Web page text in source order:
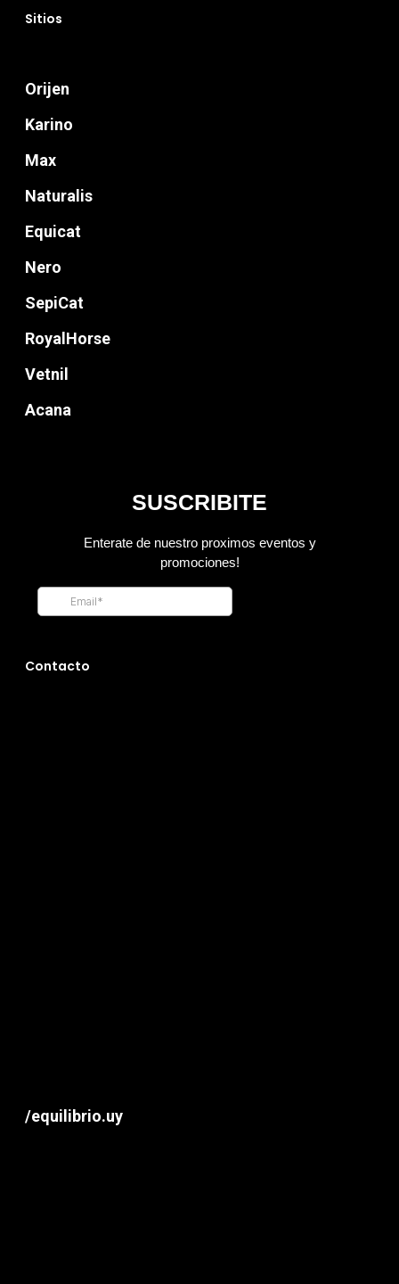
Sitios
Orijen
Karino
Max
Naturalis
Equicat
Nero
SepiCat
RoyalHorse
Vetnil
Acana
Contacto
/equilibrio.uy